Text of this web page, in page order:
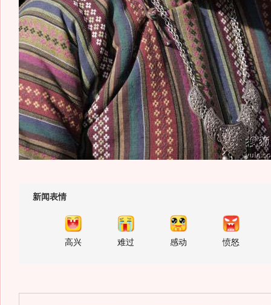
新闻表情
高兴 难过 感动 愤怒